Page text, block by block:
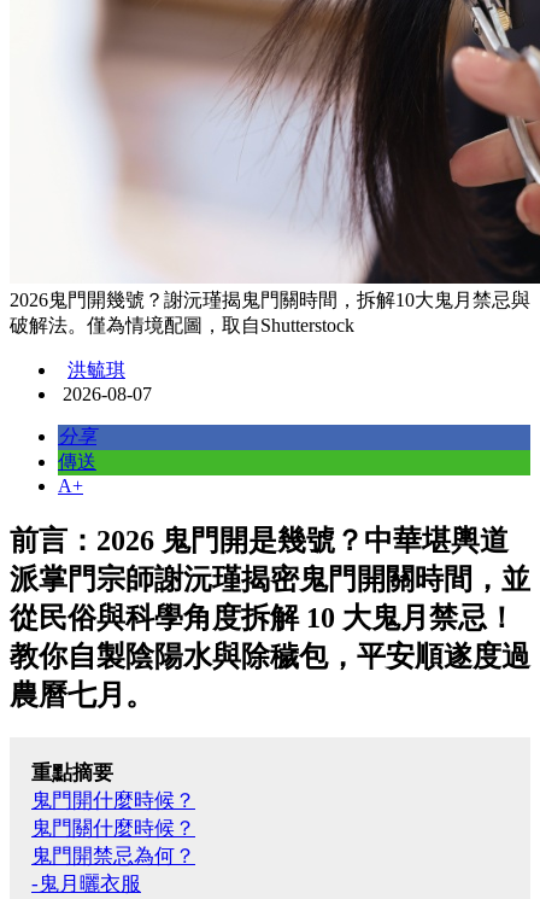
2026鬼門開幾號？謝沅瑾揭鬼門關時間，拆解10大鬼月禁忌與
破解法。僅為情境配圖，取自Shutterstock
洪毓琪
2026-08-07
分享
傳送
A+
前言：2026 鬼門開是幾號？中華堪輿道
派掌門宗師謝沅瑾揭密鬼門開關時間，並
從民俗與科學角度拆解 10 大鬼月禁忌！
教你自製陰陽水與除穢包，平安順遂度過
農曆七月。
重點摘要
鬼門開什麼時候？
鬼門關什麼時候？
鬼門開禁忌為何？
-鬼月曬衣服